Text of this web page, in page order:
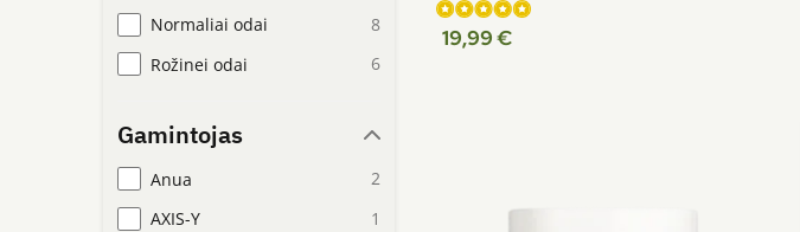
Įvertinimas:
19,99€
Normaliai odai
8
Rožinei odai
6
Gamintojas
Anua
2
AXIS-Y
1